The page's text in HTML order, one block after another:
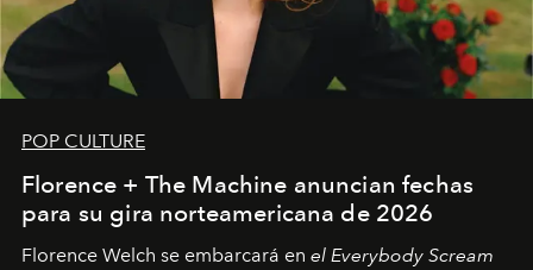
POP CULTURE
Florence + The Machine anuncian fechas
para su gira norteamericana de 2026
Florence Welch se embarcará en el Everybody Scream